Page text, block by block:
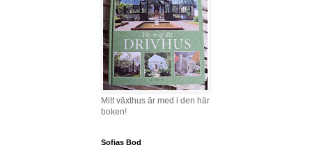
Mitt växthus är med i den här
boken!
Sofias Bod